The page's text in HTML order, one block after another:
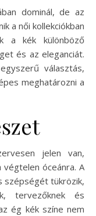
dominál, de az
a női kollekciókban
a kék különböző
és az eleganciát.
választás,
meghatározni a
jelen van,
óceánra. A
szépségét tükrözik,
tervezőknek és
ég kék színe nem